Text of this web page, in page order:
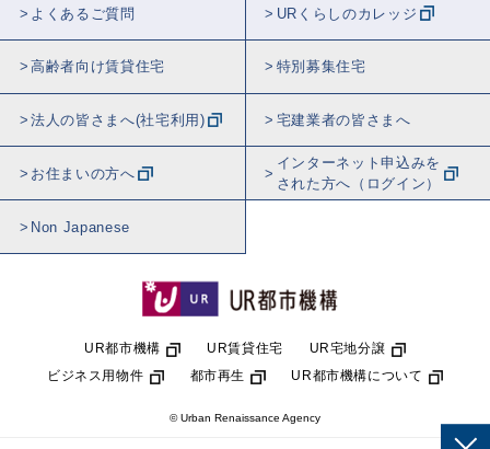
よくあるご質問 URくらしのカレッジ
高齢者向け賃貸住宅 特別募集住宅
法人の皆さまへ(社宅利用) 宅建業者の皆さまへ
お住まいの方へ
インターネット申込みを
された方へ（ログイン）
Non Japanese
UR都市機構 UR賃貸住宅
UR宅地分譲
ビジネス用物件
都市再生 UR都市機構について
© Urban Renaissance Agency